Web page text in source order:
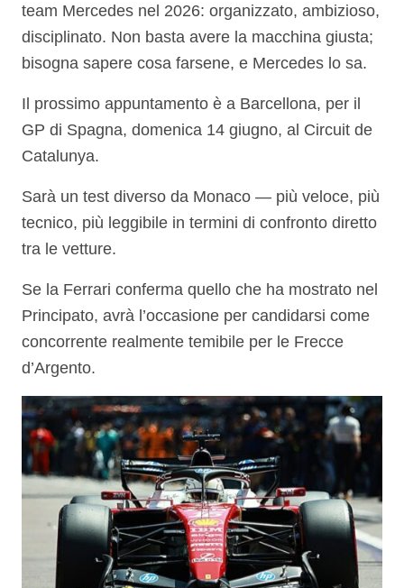
team Mercedes nel 2026: organizzato, ambizioso,
disciplinato. Non basta avere la macchina giusta;
bisogna sapere cosa farsene, e Mercedes lo sa.
Il prossimo appuntamento è a Barcellona, per il
GP di Spagna, domenica 14 giugno, al Circuit de
Catalunya.
Sarà un test diverso da Monaco — più veloce, più
tecnico, più leggibile in termini di confronto diretto
tra le vetture.
Se la Ferrari conferma quello che ha mostrato nel
Principato, avrà l’occasione per candidarsi come
concorrente realmente temibile per le Frecce
d’Argento.